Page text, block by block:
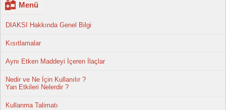
Menü
DIAKSI Hakkında Genel Bilgi
Kısıtlamalar
Aynı Etken Maddeyi İçeren İlaçlar
Nedir ve Ne İçin Kullanılır ?
Yan Etkileri Nelerdir ?
Kullanma Talimatı